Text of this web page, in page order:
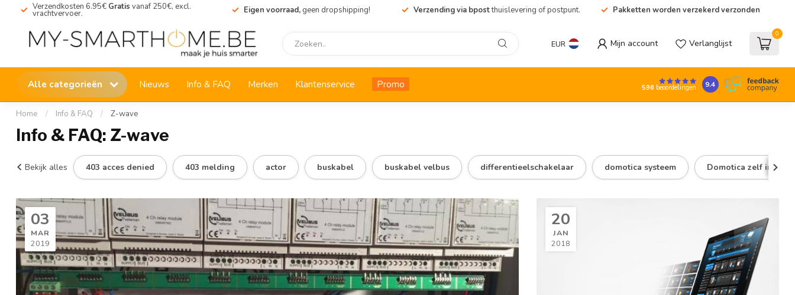
Verzendkosten 6.95€ Gratis vanaf 250€, excl.
vrachtvervoer. Eigen voorraad, geen dropshipping! Verzending via bpostthuislevering of postpunt. Pakketten worden verzekerd verzonden
EUR Mijn account Verlanglijst
0
Alle categorieën Nieuws Info & FAQ Merken Klantenservice Promo 596beoordelingen 9.4
Home / Info & FAQ / Z-wave
Info & FAQ: Z-wave
Bekijk alles 403 acces denied 403 melding actor buskabel buskabel velbus differentieelschakelaar domotica systeem Domotica zelf
03
MAR
2019
20
JAN
2018